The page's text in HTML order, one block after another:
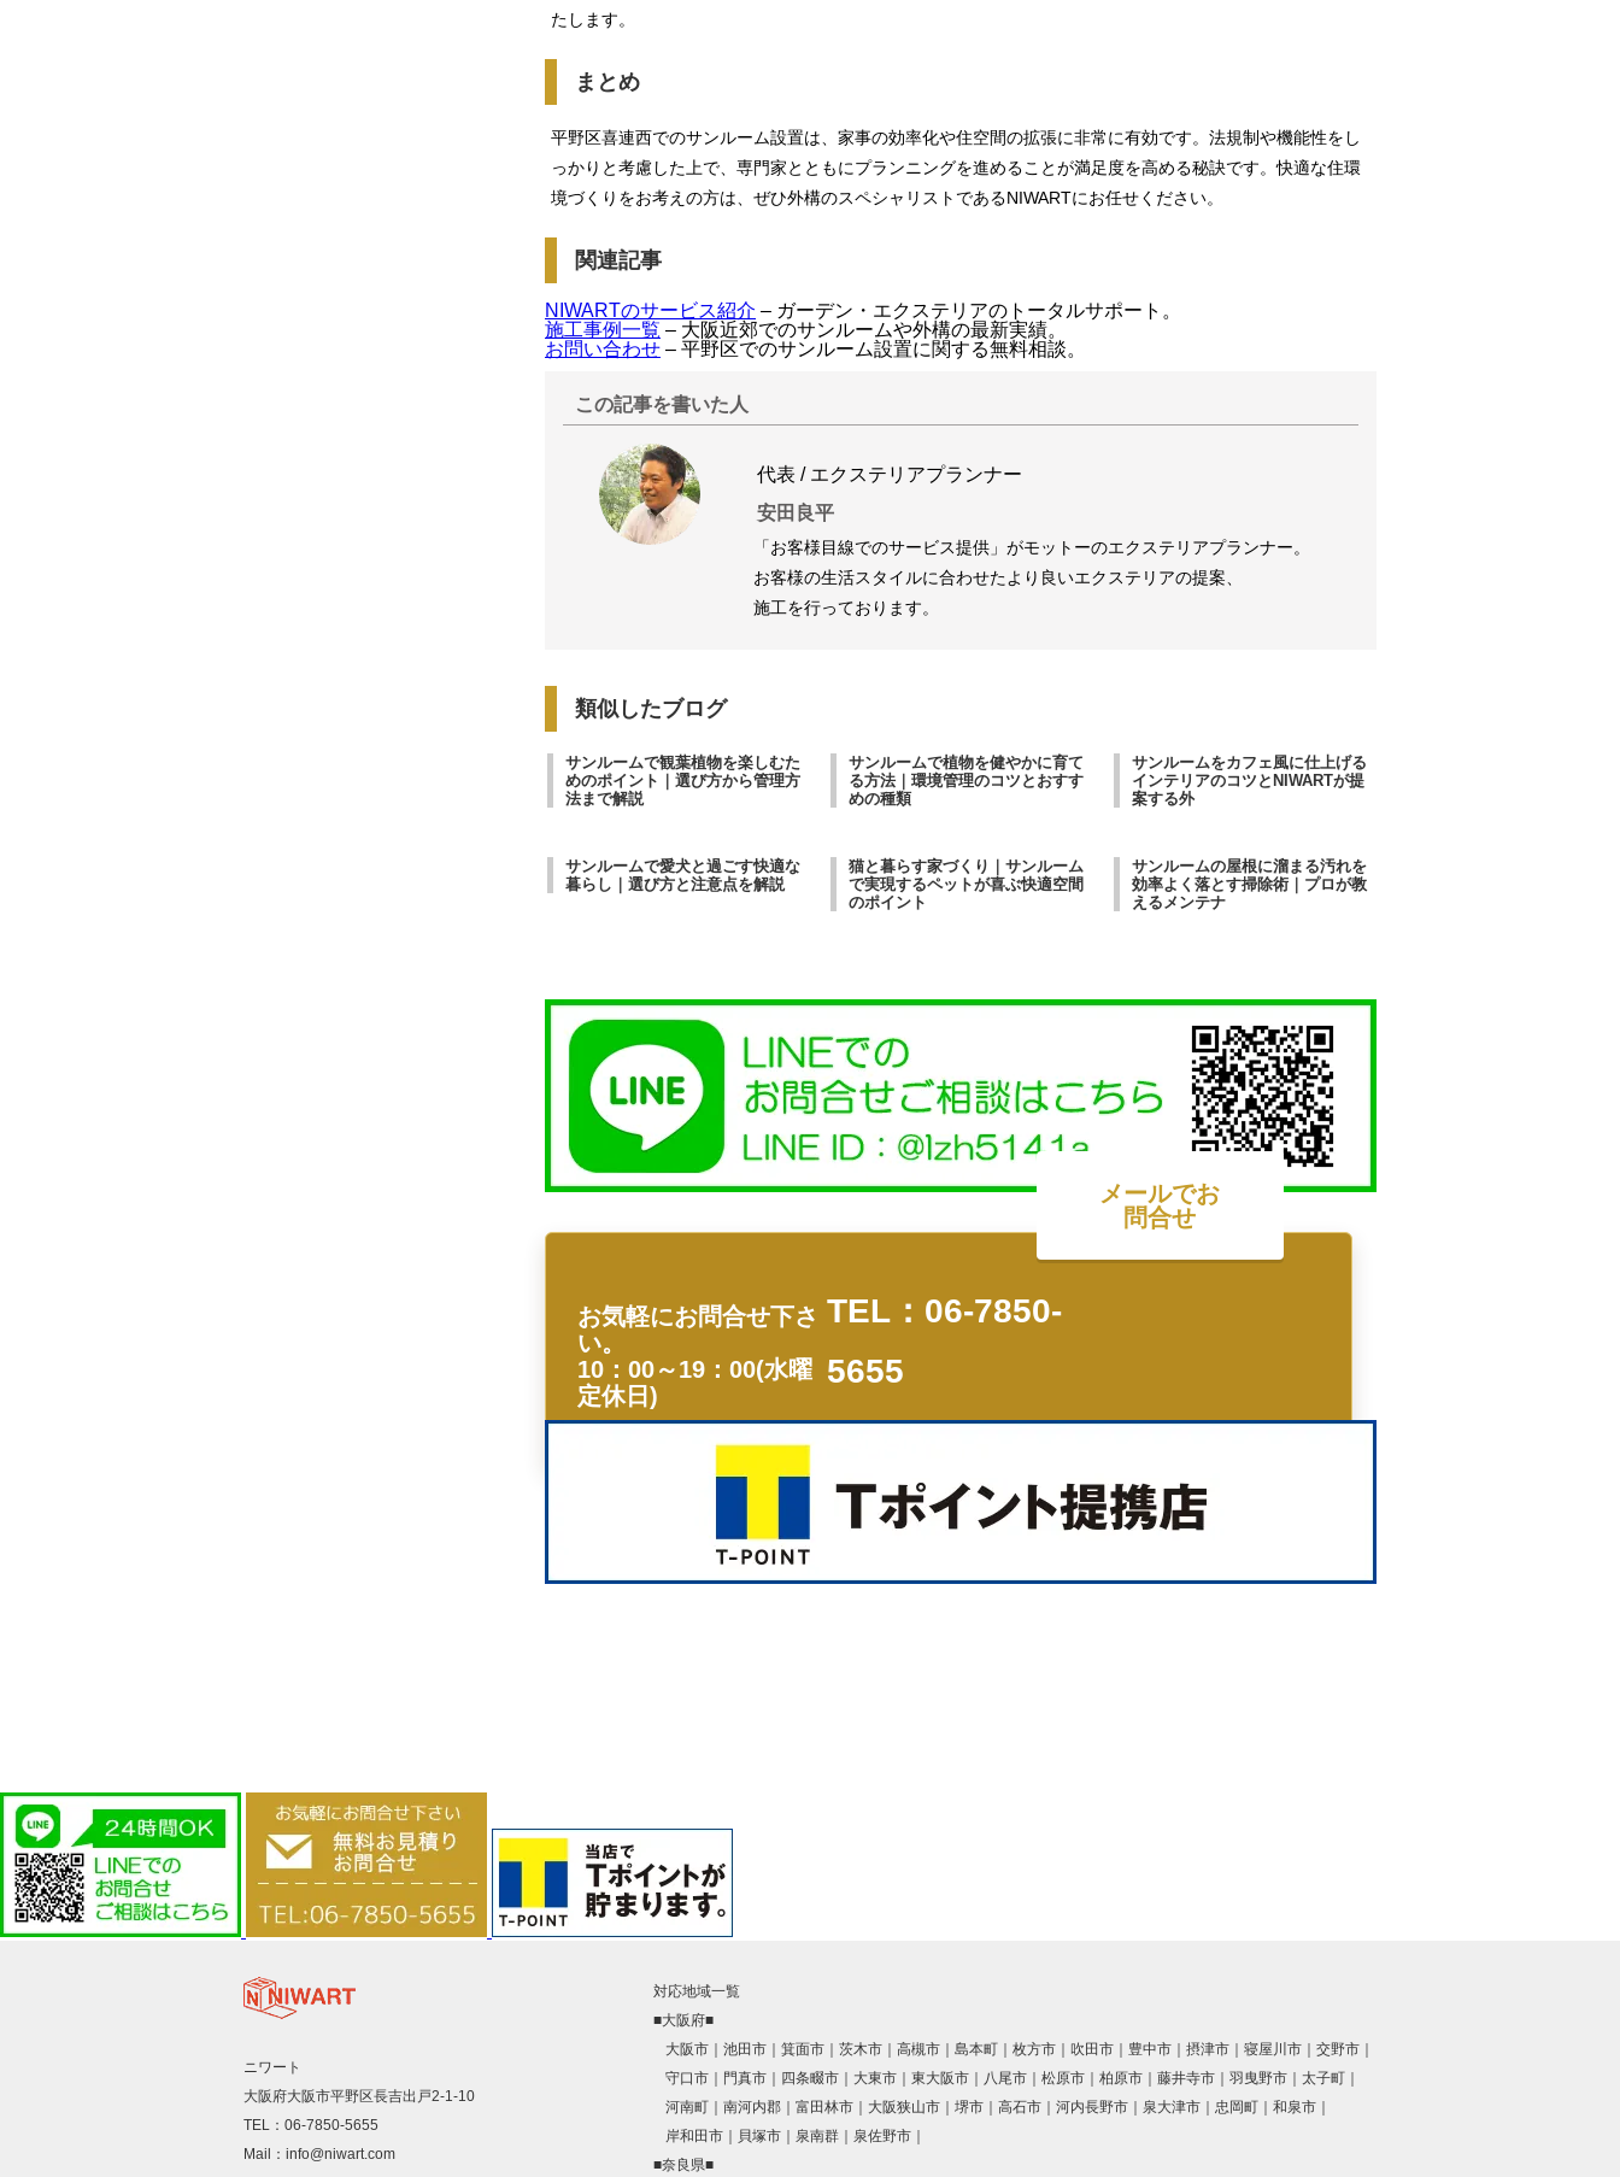
たします。
まとめ
平野区喜連西でのサンルーム設置は、家事の効率化や住空間の拡張に非常に有効です。法規制や機能性をし
っかりと考慮した上で、専門家とともにプランニングを進めることが満足度を高める秘訣です。快適な住環
境づくりをお考えの方は、ぜひ外構のスペシャリストであるNIWARTにお任せください。
関連記事
NIWARTのサービス紹介 – ガーデン・エクステリアのトータルサポート。
施工事例一覧 – 大阪近郊でのサンルームや外構の最新実績。
お問い合わせ – 平野区でのサンルーム設置に関する無料相談。
この記事を書いた人
代表 / エクステリアプランナー
安田良平
「お客様目線でのサービス提供」がモットーのエクステリアプランナー。
お客様の生活スタイルに合わせたより良いエクステリアの提案、
施工を行っております。
類似したブログ
サンルームで観葉植物を楽しむた
めのポイント｜選び方から管理方
法まで解説
サンルームで植物を健やかに育て
る方法｜環境管理のコツとおすす
めの種類
サンルームをカフェ風に仕上げる
インテリアのコツとNIWARTが提
案する外
サンルームで愛犬と過ごす快適な
暮らし｜選び方と注意点を解説
猫と暮らす家づくり｜サンルーム
で実現するペットが喜ぶ快適空間
のポイント
サンルームの屋根に溜まる汚れを
効率よく落とす掃除術｜プロが教
えるメンテナ
お気軽にお問合せ下さ
い。
10：00～19：00(水曜
定休日)
TEL：06-7850-
5655
メールでお
問合せ
ニワート
大阪府大阪市平野区長吉出戸2-1-10
TEL：06-7850-5655
Mail：info@niwart.com
対応地域一覧
■大阪府■
大阪市
池田市 箕面市 茨木市 高槻市 島本町 枚方市 吹田市 豊中市 摂津市 寝屋川市
交野市
守口市
門真市 四条畷市 大東市 東大阪市 八尾市 松原市 柏原市 藤井寺市 羽曳野市
太子町
河南町
南河内郡 富田林市 大阪狭山市 堺市 高石市 河内長野市 泉大津市 忠岡町
和泉市
岸和田市
貝塚市 泉南群
泉佐野市
■奈良県■